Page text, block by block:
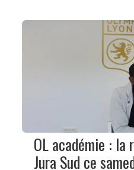
OL académie : la
Jura Sud ce